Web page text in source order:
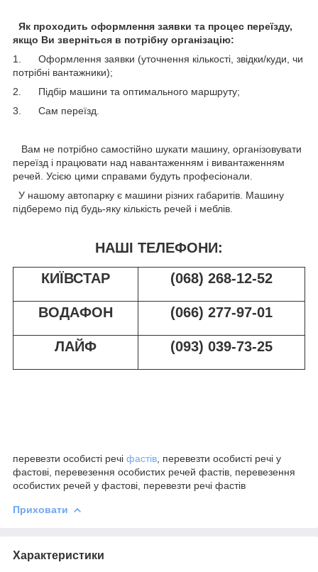
Як проходить оформлення заявки та процес переїзду,
якщо Ви зверніться в потрібну організацію:
1. Оформлення заявки (уточнення кількості, звідки/куди, чи
потрібні вантажники);
2. Підбір машини та оптимального маршруту;
3. Сам переїзд.
Вам не потрібно самостійно шукати машину, організовувати
переїзд і працювати над навантаженням і вивантаженням
речей. Усією цими справами будуть професіонали.
У нашому автопарку є машини різних габаритів. Машину
підберемо під будь-яку кількість речей і меблів.
НАШІ ТЕЛЕФОНИ:
КИЇВСТАР
(068) 268-12-52
ВОДАФОН (066) 277-97-01
ЛАЙФ (093) 039-73-25
перевезти особисті речі фастів , перевезти особисті речі у
фастові, перевезення особистих речей фастів, перевезення
особистих речей у фастові, перевезти речі фастів
Приховати
Характеристики